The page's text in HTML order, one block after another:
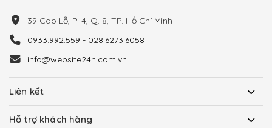
39 Cao Lỗ, P. 4, Q. 8, TP. Hồ Chí Minh
0933.992.559 - 028.6273.6058
info@website24h.com.vn
Liên kết
Hỗ trợ khách hàng